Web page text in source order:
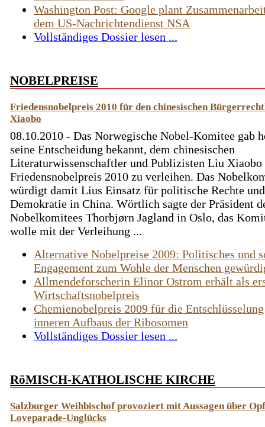
Washington Post: Google plant
dem US-Nachrichtendienst NSA
Vollständiges Dossier lesen ...
NOBELPREISE
Friedensnobelpreis 2010 für den chinesischen
Xiaobo
08.10.2010 - Das Norwegische Nobel-Komitee gab
seine Entscheidung bekannt, dem chinesischen
Literaturwissenschaftler und Publizisten Liu Xiaobo
Friedensnobelpreis 2010 zu verleihen. Das
würdigt damit Lius Einsatz für politische Rechte und
Demokratie in China. Wörtlich sagte der Präsident
Nobelkomitees Thorbjørn Jagland in Oslo, das
wolle mit der Verleihung ...
Alternative Nobelpreise 2009: Politisches und
Engagement zum Wohle der Menschen
Allmendeforscherin Elinor Ostrom erhält als
Wirtschaftsnobelpreis
Chemienobelpreis 2009 für die Entschlüsselung
inneren Aufbaus der Ribosomen
Vollständiges Dossier lesen ...
RöMISCH-KATHOLISCHE KIRCHE
Salzburger Weihbischof provoziert mit Aussagen über
Loveparade-Unglücks